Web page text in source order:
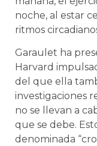
noche, al estar
ritmos
Garaulet ha
Harvard
del que ella
investigaciones
no se llevan a
que se debe.
denominada